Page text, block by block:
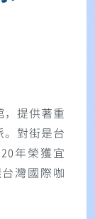
，提供著重
。對街是台
年榮獲宜
灣國際咖